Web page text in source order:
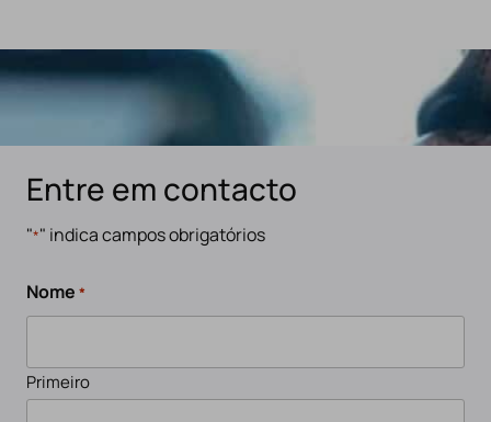
Entre em contacto
"*" indica campos obrigatórios
Nome *
Primeiro